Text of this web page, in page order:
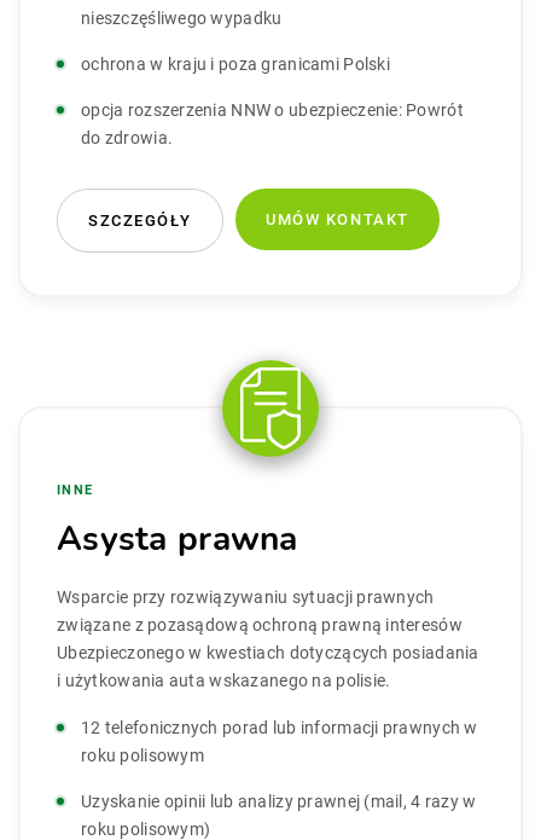
nieszczęśliwego wypadku
ochrona w kraju i poza granicami Polski
opcja rozszerzenia NNW o ubezpieczenie: Powrót
do zdrowia.
SZCZEGÓŁY UMÓW KONTAKT
INNE
Asysta prawna
Wsparcie przy rozwiązywaniu sytuacji prawnych
związane z pozasądową ochroną prawną interesów
Ubezpieczonego w kwestiach dotyczących posiadania
i użytkowania auta wskazanego na polisie.
12 telefonicznych porad lub informacji prawnych w
roku polisowym
Uzyskanie opinii lub analizy prawnej (mail, 4 razy w
roku polisowym)